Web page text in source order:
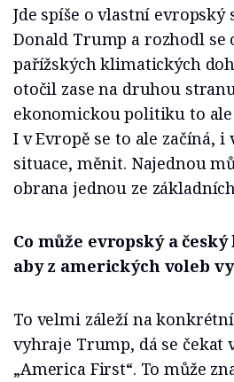
Jde spíše o vlastní evropský
Donald Trump a rozhodl se
pařížských klimatických
otočil zase na druhou
ekonomickou politiku to
I v Evropě se to ale začíná,
situace, měnit. Najednou
obrana jednou ze
Co může evropský a
aby z amerických voleb
To velmi záleží na
vyhraje Trump, dá se čekat
„America First“. To může